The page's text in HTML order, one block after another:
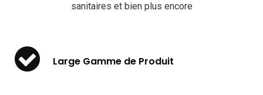
sanitaires et bien plus encore
Large Gamme de Produit